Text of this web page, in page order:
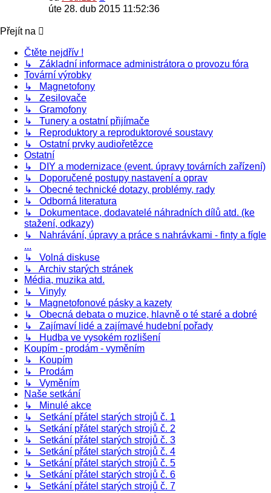
poslední
úte 28. dub 2015 11:52:36
Přejít na
Čtěte nejdřív !
↳ Základní informace administrátora o provozu fóra
Tovární výrobky
↳ Magnetofony
↳ Zesilovače
↳ Gramofony
↳ Tunery a ostatní přijímače
↳ Reproduktory a reproduktorové soustavy
↳ Ostatní prvky audiořetězce
Ostatní
↳ DIY a modernizace (event. úpravy továrních zařízení)
↳ Doporučené postupy nastavení a oprav
↳ Obecné technické dotazy, problémy, rady
↳ Odborná literatura
↳ Dokumentace, dodavatelé náhradních dílů atd. (ke
stažení, odkazy)
↳ Nahrávání, úpravy a práce s nahrávkami - finty a fígle
...
↳ Volná diskuse
↳ Archiv starých stránek
Média, muzika atd.
↳ Vinyly
↳ Magnetofonové pásky a kazety
↳ Obecná debata o muzice, hlavně o té staré a dobré
↳ Zajímaví lidé a zajímavé hudební pořady
↳ Hudba ve vysokém rozlišení
Koupím - prodám - vyměním
↳ Koupím
↳ Prodám
↳ Vyměním
Naše setkání
↳ Minulé akce
↳ Setkání přátel starých strojů č. 1
↳ Setkání přátel starých strojů č. 2
↳ Setkání přátel starých strojů č. 3
↳ Setkání přátel starých strojů č. 4
↳ Setkání přátel starých strojů č. 5
↳ Setkání přátel starých strojů č. 6
↳ Setkání přátel starých strojů č. 7